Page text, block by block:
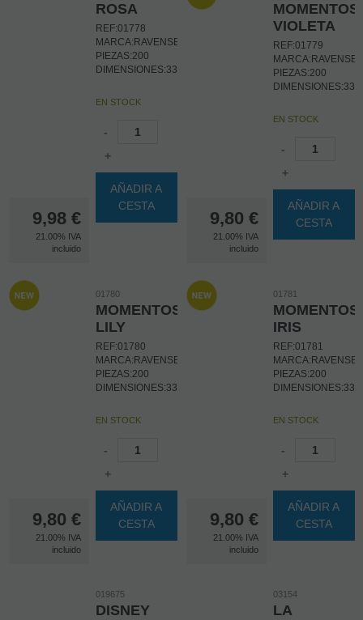
9,98 €
21.00% IVA
incluido
ROSA
REF:01778
MARCA:RAVENSBURGER
PIEZAS:200
DIMENSIONES:33X21CM
EN STOCK
-
+
AÑADIR A
CESTA
9,80 €
21.00% IVA
incluido
MOMENTOS
VIOLETA
REF:01779
PIEZAS:200
EN STOCK
-
+
AÑADIR A
CESTA
9,80 €
21.00% IVA
incluido
01780
MOMENTOS
LILY
REF:01780
MARCA:RAVENSBURGER
PIEZAS:200
DIMENSIONES:33X21CM
EN STOCK
-
+
AÑADIR A
CESTA
9,80 €
21.00% IVA
incluido
01781
MOMENTOS
IRIS
REF:01781
PIEZAS:200
EN STOCK
-
+
AÑADIR A
CESTA
019675
DISNEY
03154
LA